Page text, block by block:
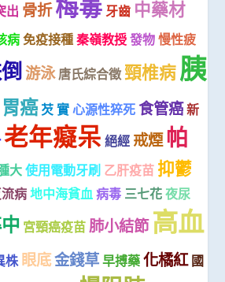
出 骨折梅毒 牙齒 中藥材
病 免疫接種 秦嶺教授 發物 慢性疲
游泳 唐氏綜合徵 頸椎病胰
胃癌 芡 實 心源性猝死 食管癌新
老年癡呆 絕經 戒煙帕
大 使用電動牙刷 乙肝疫苗 抑鬱
病 地中海貧血 病毒 三七花 夜尿
宮頸癌疫苗 肺小結節 高血
株 眼底金錢草 早搏藥 化橘紅 國